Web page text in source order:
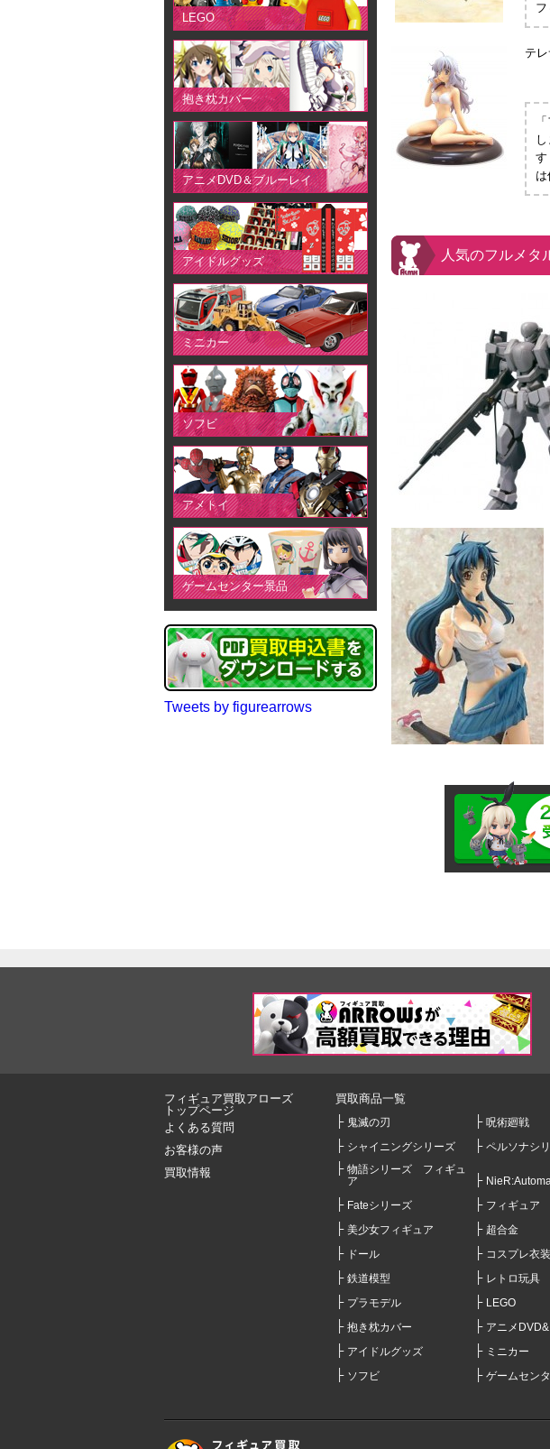
LEGO
抱き枕カバー
アニメDVD＆ブルーレイ
アイドルグッズ
ミニカー
ソフビ
アメトイ
ゲームセンター景品
Tweets by figurearrows
フ
テ
す
人気のフルメタ
フィギュア買取アローズ
トップページ
よくある質問
お客様の声
買取情報
買取商品一覧
鬼滅の刃 呪術廻戦
シャイニングシリーズ
ペルソナシ
物語シリーズ フィギュ
ア
Fateシリーズ フィギュア
美少女フィギュア 超合金
ドール コスプレ衣装
鉄道模型 レトロ玩具
プラモデル LEGO
抱き枕カバー アニメ
アイドルグッズ ミニカー
ソフビ ゲームセン